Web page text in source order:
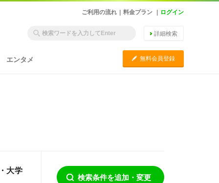
ご利用の流れ 料金プラン ログイン
詳細検索
エンタメ C 無料会員登録
大学
検索条件を追加・変更